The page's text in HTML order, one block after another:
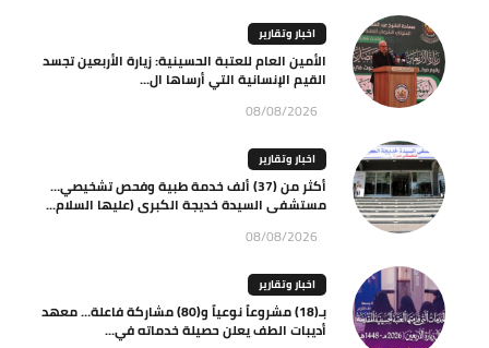
اخبار وتقارير
الأمين العام للعتبة الحسينية: زيارة الأربعين تجسد
القيم الإنسانية التي أرساها ال...
08/08/2026
اخبار وتقارير
أكثر من (37) ألف خدمة طبية وفحص تشخيصي…
مستشفى السيدة خديجة الكبرى (عليها السلام...
08/08/2026
اخبار وتقارير
بـ(18) مشروعاً نوعياً و(80) مشاركة فاعلة… معهد
أديبات الطف يعلن حصيلة خدماته في...